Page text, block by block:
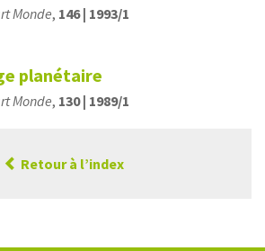
Monde, 146 | 1993/1
planétaire
Monde, 130 | 1989/1
Retour à l’index